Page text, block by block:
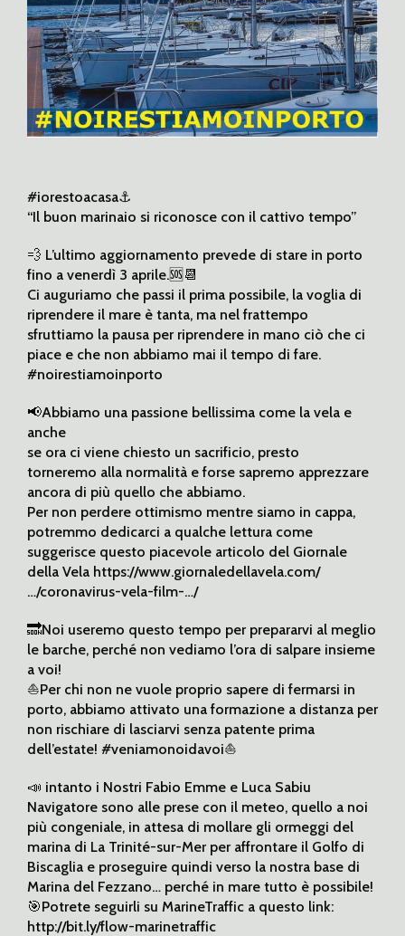
#iorestoacasa⚓️
“Il buon marinaio si riconosce con il cattivo tempo”
💨 L’ultimo aggiornamento prevede di stare in porto
fino a venerdì 3 aprile.🆘📆
Ci auguriamo che passi il prima possibile, la voglia di
riprendere il mare è tanta, ma nel frattempo
sfruttiamo la pausa per riprendere in mano ciò che ci
piace e che non abbiamo mai il tempo di fare.
#noirestiamoinporto
📢Abbiamo una passione bellissima come la vela e
anche
se ora ci viene chiesto un sacrificio, presto
torneremo alla normalità e forse sapremo apprezzare
ancora di più quello che abbiamo.
Per non perdere ottimismo mentre siamo in cappa,
potremmo dedicarci a qualche lettura come
suggerisce questo piacevole articolo del Giornale
della Vela https://www.giornaledellavela.com/
…/coronavirus-vela-film-…/
🔜Noi useremo questo tempo per prepararvi al meglio
le barche, perché non vediamo l’ora di salpare insieme
a voi!
⛵️Per chi non ne vuole proprio sapere di fermarsi in
porto, abbiamo attivato una formazione a distanza per
non rischiare di lasciarvi senza patente prima
dell’estate! #veniamonoidavoi⛵️
📣 intanto i Nostri Fabio Emme e Luca Sabiu
Navigatore sono alle prese con il meteo, quello a noi
più congeniale, in attesa di mollare gli ormeggi del
marina di La Trinité-sur-Mer per affrontare il Golfo di
Biscaglia e proseguire quindi verso la nostra base di
Marina del Fezzano… perché in mare tutto è possibile!
🎯Potrete seguirli su MarineTraffic a questo link:
http://bit.ly/flow-marinetraffic